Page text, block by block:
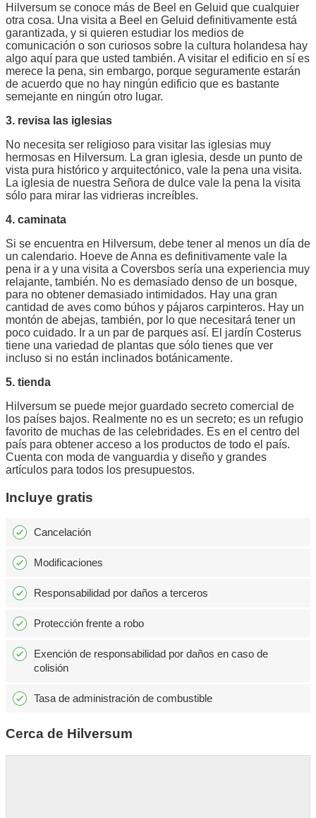
Hilversum se conoce más de Beel en Geluid que cualquier
otra cosa. Una visita a Beel en Geluid definitivamente está
garantizada, y si quieren estudiar los medios de
comunicación o son curiosos sobre la cultura holandesa hay
algo aquí para que usted también. A visitar el edificio en sí es
merece la pena, sin embargo, porque seguramente estarán
de acuerdo que no hay ningún edificio que es bastante
semejante en ningún otro lugar.
3. revisa las iglesias
No necesita ser religioso para visitar las iglesias muy
hermosas en Hilversum. La gran iglesia, desde un punto de
vista pura histórico y arquitectónico, vale la pena una visita.
La iglesia de nuestra Señora de dulce vale la pena la visita
sólo para mirar las vidrieras increíbles.
4. caminata
Si se encuentra en Hilversum, debe tener al menos un día de
un calendario. Hoeve de Anna es definitivamente vale la
pena ir a y una visita a Coversbos sería una experiencia muy
relajante, también. No es demasiado denso de un bosque,
para no obtener demasiado intimidados. Hay una gran
cantidad de aves como búhos y pájaros carpinteros. Hay un
montón de abejas, también, por lo que necesitará tener un
poco cuidado. Ir a un par de parques así. El jardín Costerus
tiene una variedad de plantas que sólo tienes que ver
incluso si no están inclinados botánicamente.
5. tienda
Hilversum se puede mejor guardado secreto comercial de
los países bajos. Realmente no es un secreto; es un refugio
favorito de muchas de las celebridades. Es en el centro del
país para obtener acceso a los productos de todo el país.
Cuenta con moda de vanguardia y diseño y grandes
artículos para todos los presupuestos.
Incluye gratis
Cancelación
Modificaciones
Responsabilidad por daños a terceros
Protección frente a robo
Exención de responsabilidad por daños en caso de
colisión
Tasa de administración de combustible
Cerca de Hilversum